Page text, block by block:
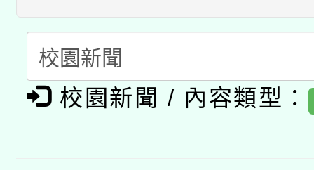
招)
暨閱讀推動專業研習
科技賦能─人工智慧
礎課程
A3數位素養講師名單
「數位內容與教學軟
校園新聞 / 內容類型：